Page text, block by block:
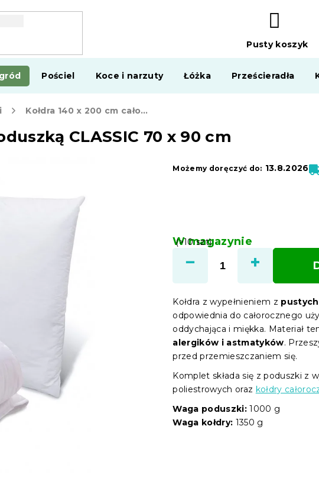
KOSZYK
Pusty koszyk
Pościel Koce i narzuty Łóżka Prześcieradła
Kołdra 140 x 200 cm całoroczna z poduszką CLASSIC 70 x 90 cm
CLASSIC 70 x 90 cm
W magazynie
(>10 szt)
Możemy doręczyć do: 13.8.2026
Kołdra z wypełnieniem z
odpowiednia do całorocznego
oddychająca i miękka. Materiał
alergików i astmatyków.
przed przemieszczaniem się.
Komplet składa się z poduszki z
poliestrowych oraz kołdry
Waga poduszki: 1000 g
Waga kołdry: 1350 g